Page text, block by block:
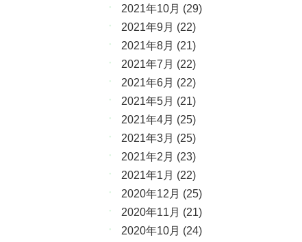
2021年10月 (29)
2021年9月 (22)
2021年8月 (21)
2021年7月 (22)
2021年6月 (22)
2021年5月 (21)
2021年4月 (25)
2021年3月 (25)
2021年2月 (23)
2021年1月 (22)
2020年12月 (25)
2020年11月 (21)
2020年10月 (24)